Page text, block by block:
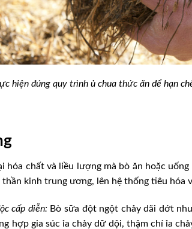
hiện đúng quy trình ủ chua thức ăn để hạn
hóa chất và liều lượng mà bò ăn hoặc
thần kinh trung ương, lên hệ thống tiêu hóa
cấp diễn: Bò sữa đột ngột chảy dãi dớt
hợp gia súc ỉa chảy dữ dội, thậm chí ỉa